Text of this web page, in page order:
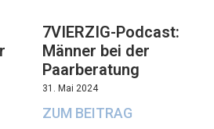
7VIERZIG-Podcast:
Männer bei der
Paarberatung
31. Mai 2024
ZUM BEITRAG